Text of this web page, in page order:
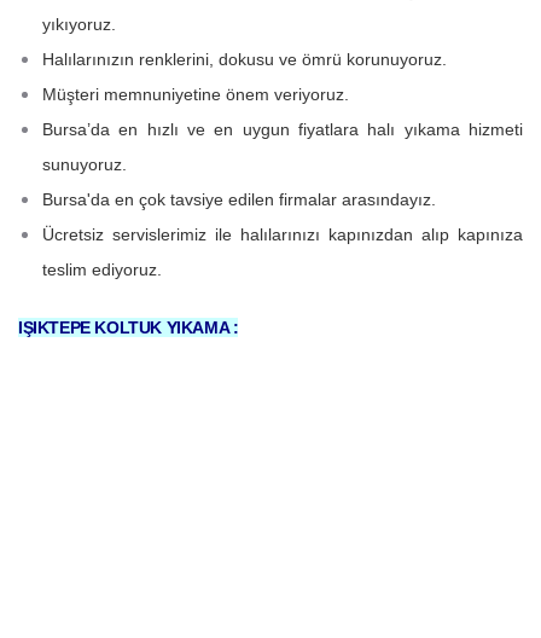
yıkıyoruz.
Halılarınızın renklerini, dokusu ve ömrü korunuyoruz.
Müşteri memnuniyetine önem veriyoruz.
Bursa’da en hızlı ve en uygun fiyatlara halı yıkama hizmeti
sunuyoruz.
Bursa'da en çok tavsiye edilen firmalar arasındayız.
Ücretsiz servislerimiz ile halılarınızı kapınızdan alıp kapınıza
teslim ediyoruz.
IŞIKTEPE KOLTUK YIKAMA :